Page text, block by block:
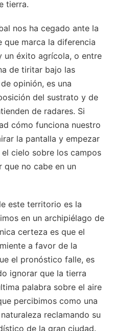
tierra.
nos ha cegado ante la
que marca la diferencia
un éxito agrícola, o entre
de tiritar bajo las
opinión, es una
del sustrato y de
de radares. Si
cómo funciona nuestro
la pantalla y empezar
cielo sobre los campos
que no cabe en un
este territorio es la
en un archipiélago de
certeza es que el
a favor de la
el pronóstico falle, es
ignorar que la tierra
palabra sobre el aire
percibimos como una
reclamando su
de la gran ciudad.